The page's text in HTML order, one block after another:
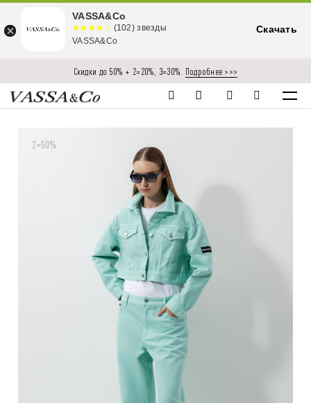
Скидки до 50% + 2=20%, 3=30%. Подробнее >>>
2=50%
VASSA&Co
☆☆☆☆☆
★★★★
★
(102) звезды
VASSA&Co
Скачать